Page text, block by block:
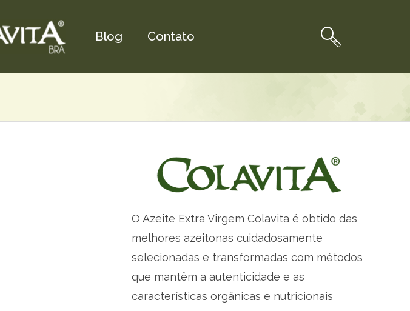
Blog Contato
O Azeite Extra Virgem Colavita é obtido das
melhores azeitonas cuidadosamente
selecionadas e transformadas com métodos
que mantêm a autenticidade e as
características orgânicas e nutricionais